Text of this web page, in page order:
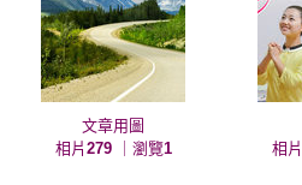
文章用圖
相片 279｜瀏覽1
相片